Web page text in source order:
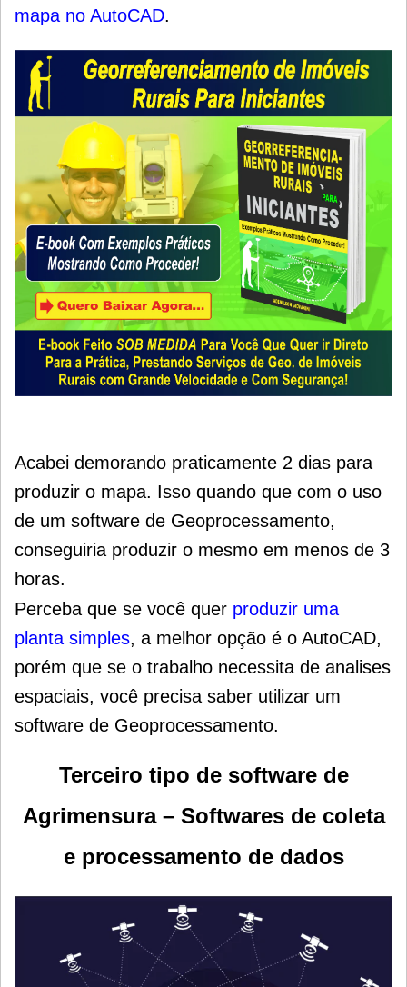
mapa no AutoCAD.
Acabei demorando praticamente 2 dias para
produzir o mapa. Isso quando que com o uso
de um software de Geoprocessamento,
conseguiria produzir o mesmo em menos de 3
horas.
Perceba que se você quer produzir uma
planta simples, a melhor opção é o AutoCAD,
porém que se o trabalho necessita de analises
espaciais, você precisa saber utilizar um
software de Geoprocessamento.
Terceiro tipo de software de
Agrimensura – Softwares de coleta
e processamento de dados